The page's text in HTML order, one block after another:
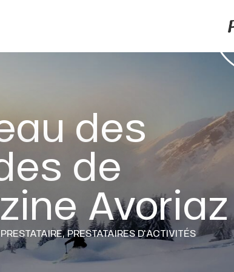
des
de
Avoriaz
PRESTATAIRE,PRESTATAIRES D'ACTIVITÉS